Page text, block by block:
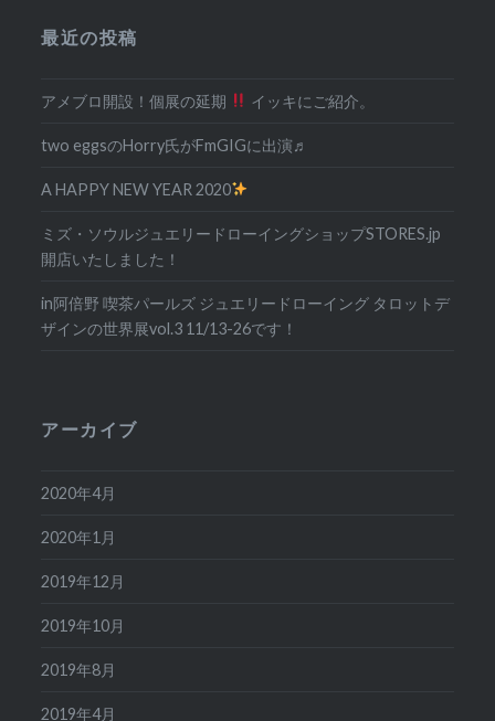
最近の投稿
アメブロ開設！個展の延期 イッキにご紹介。
two eggsのHorry氏がFmGIGに出演♬
A HAPPY NEW YEAR 2020
ミズ・ソウルジュエリードローイングショップSTORES.jp
開店いたしました！
in阿倍野 喫茶パールズ ジュエリードローイング タロットデ
ザインの世界展vol.3 11/13-26です！
アーカイブ
2020年4月
2020年1月
2019年12月
2019年10月
2019年8月
2019年4月